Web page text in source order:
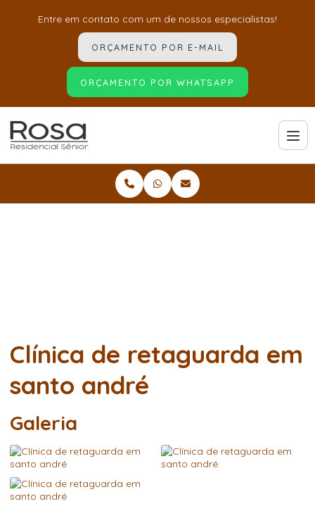
Entre em contato com um de nossos especialistas!
ORÇAMENTO POR E-MAIL
ORÇAMENTO POR WHATSAPP
Clínica de retaguarda em
santo andré
Galeria